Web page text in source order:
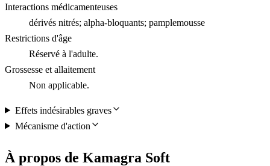
Interactions médicamenteuses
dérivés nitrés; alpha-bloquants; pamplemousse
Restrictions d'âge
Réservé à l'adulte.
Grossesse et allaitement
Non applicable.
Effets indésirables graves
Mécanisme d'action
À propos de Kamagra Soft